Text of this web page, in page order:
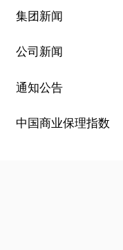
集团新闻
公司新闻
通知公告
中国商业保理指数